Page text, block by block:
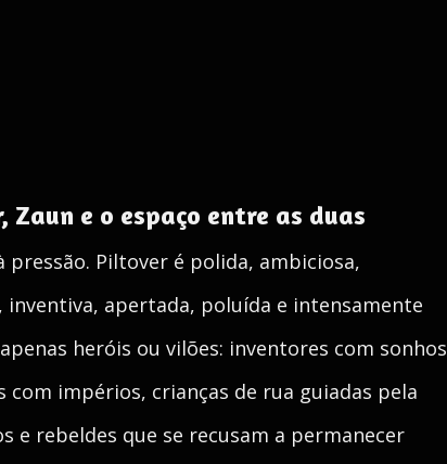
Zaun e o espaço entre as duas
Piltover é polida, ambiciosa,
apertada, poluída e intensamente
heróis ou vilões: inventores com sonhos
impérios, crianças de rua guiadas pela
e rebeldes que se recusam a permanecer